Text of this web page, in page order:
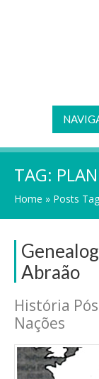
TAG:
Home » Posts
Abraão
História
Nações